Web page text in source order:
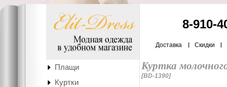
8-910-
Доставка Скидки
Плащи
Куртки
Куртка
[BD-1390]